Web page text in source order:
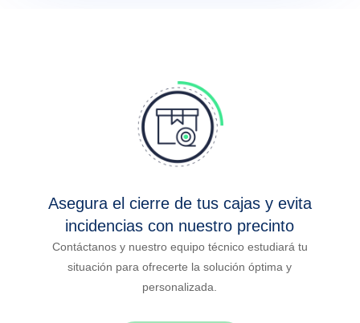
Asegura el cierre de tus cajas y evita
incidencias con nuestro precinto
Contáctanos y nuestro equipo técnico estudiará tu
situación para ofrecerte la solución óptima y
personalizada.